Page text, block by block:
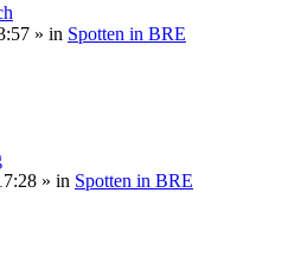
» in Spotten in BRE
» in Spotten in BRE